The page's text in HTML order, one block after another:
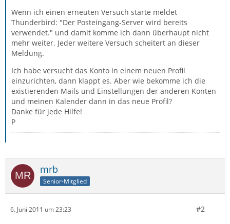
Wenn ich einen erneuten Versuch starte meldet
Thunderbird: "Der Posteingang-Server wird bereits
verwendet." und damit komme ich dann überhaupt nicht
mehr weiter. Jeder weitere Versuch scheitert an dieser
Meldung.
Ich habe versucht das Konto in einem neuen Profil
einzurichten, dann klappt es. Aber wie bekomme ich die
existierenden Mails und Einstellungen der anderen Konten
und meinen Kalender dann in das neue Profil?
Danke für jede Hilfe!
P
mrb
Senior-Mitglied
6. Juni 2011 um 23:23 #2